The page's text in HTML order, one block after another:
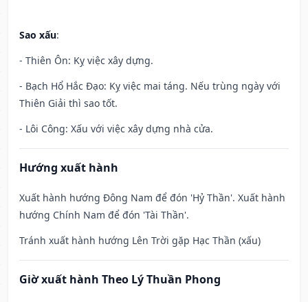
Sao xấu:
- Thiên Ôn: Kỵ việc xây dựng.
- Bạch Hổ Hắc Đạo: Kỵ việc mai táng. Nếu trùng ngày với
Thiên Giải thì sao tốt.
- Lôi Công: Xấu với việc xây dựng nhà cửa.
Hướng xuất hành
Xuất hành hướng Đông Nam để đón 'Hỷ Thần'. Xuất hành
hướng Chính Nam để đón 'Tài Thần'.
Tránh xuất hành hướng Lên Trời gặp Hạc Thần (xấu)
Giờ xuất hành Theo Lý Thuần Phong